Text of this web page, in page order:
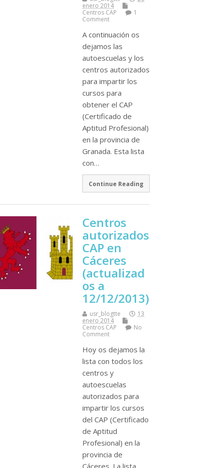
enero 2014
Centros CAP
1
Comment
A continuación os
dejamos las
autoescuelas y los
centros autorizados
para impartir los
cursos para
obtener el CAP
(Certificado de
Aptitud Profesional)
en la provincia de
Granada. Esta lista
con…
Continue Reading
Centros
autorizados
CAP en
Cáceres
(actualizad
os a
12/12/2013)
usr_blogtte
13
enero 2014
Centros CAP
No
Comment
Hoy os dejamos la
lista con todos los
centros y
autoescuelas
autorizados para
impartir los cursos
del CAP (Certificado
de Aptitud
Profesional) en la
provincia de